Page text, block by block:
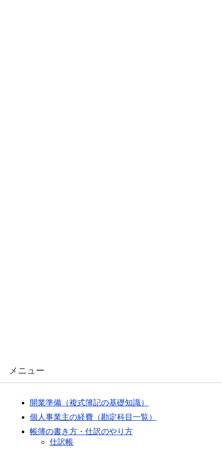
メニュー
開業準備（複式簿記の基礎知識）
個人事業主の経費（勘定科目一覧）
帳簿の書き方・仕訳のやり方
仕訳帳